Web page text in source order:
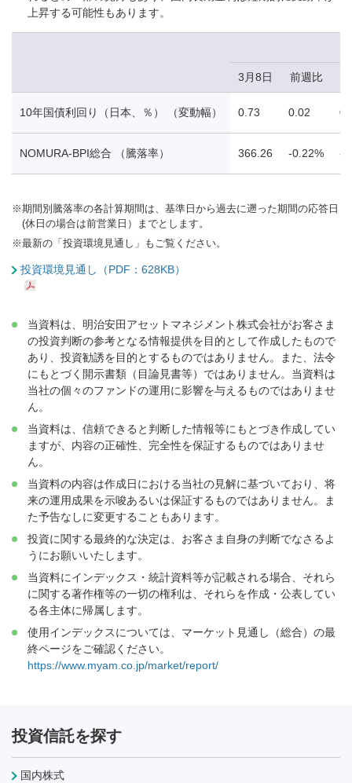
上昇する可能性もあります。
3月8日 前週比
10年国債利回り（日本、％） （変動幅） 0.73 0.02
NOMURA-BPI総合 （騰落率） 366.26 -0.22% -
※期間別騰落率の各計算期間は、基準日から過去に遡った期間の応答日
(休日の場合は前営業日）までとします。
※最新の「投資環境見通し」もご覧ください。
投資環境見通し（PDF：628KB）
当資料は、明治安田アセットマネジメント株式会社がお客さま
の投資判断の参考となる情報提供を目的として作成したもので
あり、投資勧誘を目的とするものではありません。また、法令
にもとづく開示書類（目論見書等）ではありません。当資料は
当社の個々のファンドの運用に影響を与えるものではありませ
ん。
当資料は、信頼できると判断した情報等にもとづき作成してい
ますが、内容の正確性、完全性を保証するものではありませ
ん。
当資料の内容は作成日における当社の見解に基づいており、将
来の運用成果を示唆あるいは保証するものではありません。ま
た予告なしに変更することもあります。
投資に関する最終的な決定は、お客さま自身の判断でなさるよ
うにお願いいたします。
当資料にインデックス・統計資料等が記載される場合、それら
に関する著作権等の一切の権利は、それらを作成・公表してい
る各主体に帰属します。
使用インデックスについては、マーケット見通し（総合）の最
終ページをご確認ください。
https://www.myam.co.jp/market/report/
投資信託を探す
国内株式